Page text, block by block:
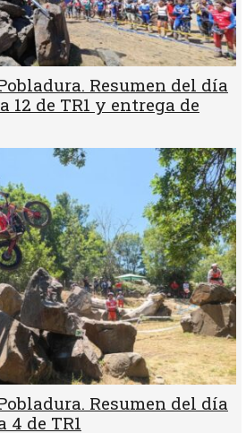
Resumen del día
12 de TR1 y entrega de
Resumen del día
4 de TR1